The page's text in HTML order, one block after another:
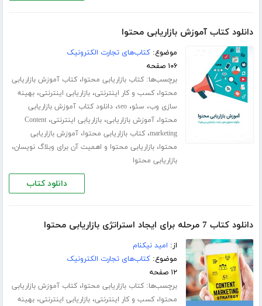
دانلود کتاب آموزش بازاریابی محتوا
موضوع:کتاب‌های تجارت الکترونیک
۱۰۶ صفحه
برچسب‌ها:کتاب بازاریابی محتوا،کتاب آموزش بازاریابی
محتوا،کسب و کار اینترنتی،بازاریابی اینترنتی،بهینه
سازی وب، سئو،seo،دانلود کتاب آموزش بازاریابی
محتوا،آموزش بازاریابی،بازاریابی اینترنتی،Content
marketing،کتاب بازاریابی محتوا،آموزش بازاریابی
محتوا،بازاریابی محتوا و اهمیت آن برای وبلاگ نویسان،
بازاریابی محتوا
دانلود کتاب
دانلود کتاب 7 مرحله برای ایجاد استراتژی بازاریابی محتوا
از: امید نیکنام
موضوع:کتاب‌های تجارت الکترونیک
۱۲ صفحه
برچسب‌ها:کتاب بازاریابی محتوا،کتاب آموزش بازاریابی
محتوا،کسب و کار اینترنتی،بازاریابی اینترنتی،بهینه